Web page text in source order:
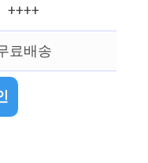
++++
료배송